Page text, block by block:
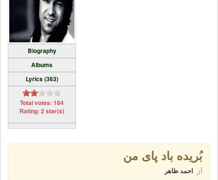
Biography
Albums
Lyrics (363)
Total votes: 184
Rating: 2 star(s)
بُريده باد پای من
از احمد ظاهر